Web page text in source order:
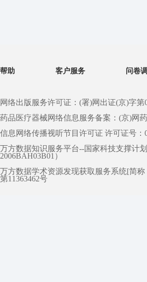
帮助 客户服务 问卷
网络出版服务许可证：(署)网出证(京)字第
药品医疗器械网络信息服务备案：(京)网
信息网络传播视听节目许可证 许可证号：
万方数据知识服务平台--国家科技支撑计
2006BAH03B01）
万方数据学术资源发现获取服务系统[简
第11363462号